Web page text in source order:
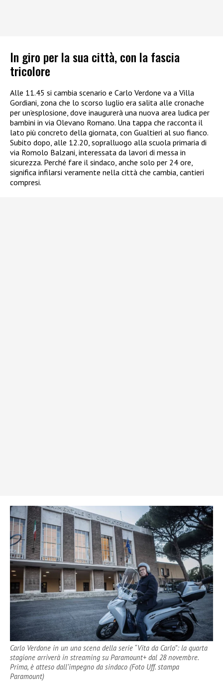
In giro per la sua città, con la fascia
tricolore
Alle 11.45 si cambia scenario e Carlo Verdone va a Villa
Gordiani, zona che lo scorso luglio era salita alle cronache
per un’esplosione, dove inaugurerà una nuova area ludica per
bambini in via Olevano Romano. Una tappa che racconta il
lato più concreto della giornata, con Gualtieri al suo fianco.
Subito dopo, alle 12.20, sopralluogo alla scuola primaria di
via Romolo Balzani, interessata da lavori di messa in
sicurezza. Perché fare il sindaco, anche solo per 24 ore,
significa infilarsi veramente nella città che cambia, cantieri
compresi.
Carlo Verdone in un una scena della serie “Vita da Carlo”: la quarta
stagione arriverà in streaming su Paramount+ dal 28 novembre.
Prima, è atteso dall’impegno da sindaco (Foto Uff. stampa
Paramount)